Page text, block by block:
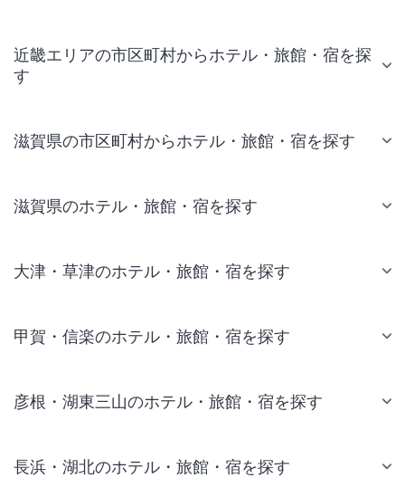
近畿エリアの市区町村からホテル・旅館・宿を探
す
滋賀県の市区町村からホテル・旅館・宿を探す
滋賀県のホテル・旅館・宿を探す
大津・草津のホテル・旅館・宿を探す
甲賀・信楽のホテル・旅館・宿を探す
彦根・湖東三山のホテル・旅館・宿を探す
長浜・湖北のホテル・旅館・宿を探す